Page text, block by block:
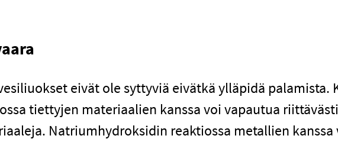
eivät ole syttyviä eivätkä ylläpidä palamista.
tiettyjen materiaalien kanssa voi vapautua
Natriumhydroksidin reaktiossa metallien